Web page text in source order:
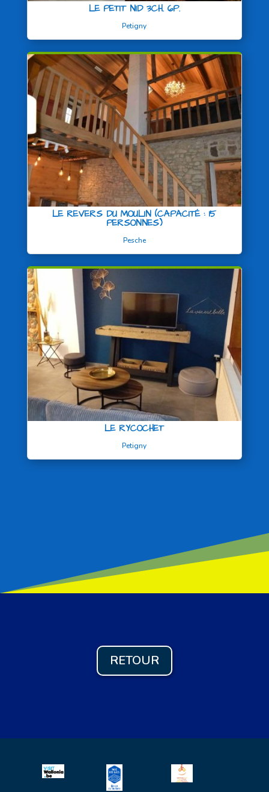
LE PETIT NID 3CH. 6P.
Petigny
LE REVERS DU MOULIN (CAPACITÉ : 15
PERSONNES)
Pesche
LE RYCOCHET
Petigny
RETOUR